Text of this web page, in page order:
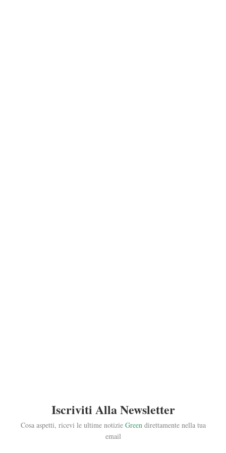
Iscriviti Alla Newsletter
Cosa aspetti, ricevi le ultime notizie Greendirettamente nella tua
email